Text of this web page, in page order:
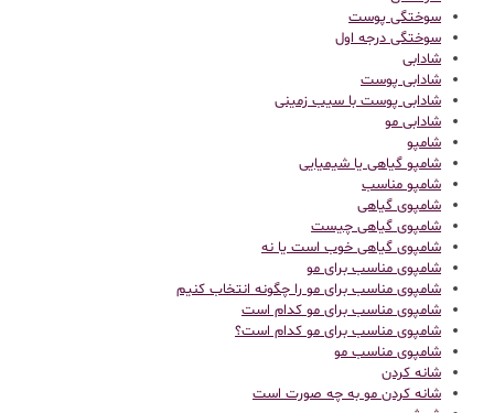
سوختگی پوست
سوختگی درجه اول
شادابی
شادابی پوست
شادابی پوست با سیب زمینی
شادابی مو
شامپو
شامپو گیاهی یا شیمیایی
شامپو مناسب
شامپوی گیاهی
شامپوی گیاهی چیست
شامپوی گیاهی خوب است یا نه
شامپوی مناسب برای مو
شامپوی مناسب برای مو را چگونه انتخاب کنیم
شامپوی مناسب برای مو کدام است
شامپوی مناسب برای مو کدام است؟
شامپوی مناسب مو
شانه کردن
شانه کردن مو به چه صورت است